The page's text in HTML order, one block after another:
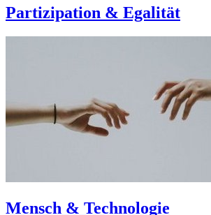
Partizipation & Egalität
Mensch & Technologie